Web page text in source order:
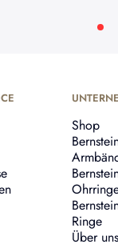
Shop
Ringe
Über uns